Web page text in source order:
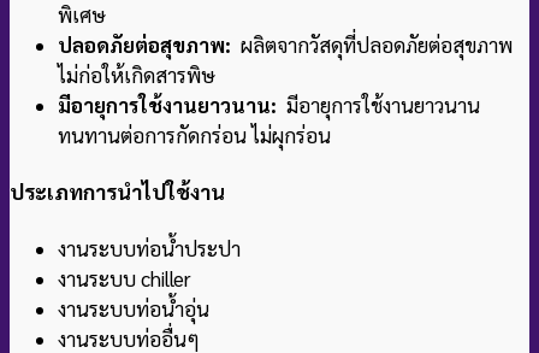
พิเศษ
ปลอดภัยต่อสุขภาพ: ผลิตจากวัสดุที่ปลอดภัยต่อสุขภาพ
ไม่ก่อให้เกิดสารพิษ
มีอายุการใช้งานยาวนาน: มีอายุการใช้งานยาวนาน
ทนทานต่อการกัดกร่อน ไม่ผุกร่อน
ประเภทการนำไปใช้งาน
งานระบบท่อน้ำประปา
งานระบบ chiller
งานระบบท่อน้ำอุ่น
งานระบบท่ออื่นๆ